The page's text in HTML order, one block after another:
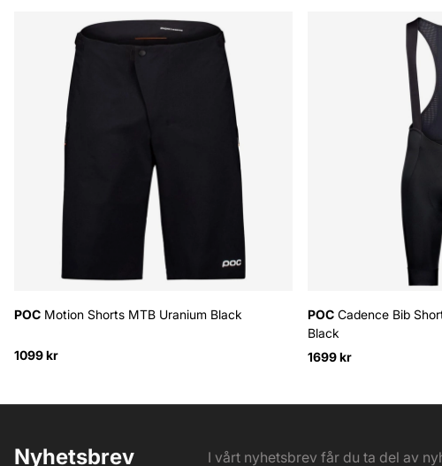
POC Motion Shorts MTB Uranium Black
1099 kr
POC Cadence Bib
Black
1699 kr
Nyhetsbrev I vårt nyhetsbrev får du ta del av